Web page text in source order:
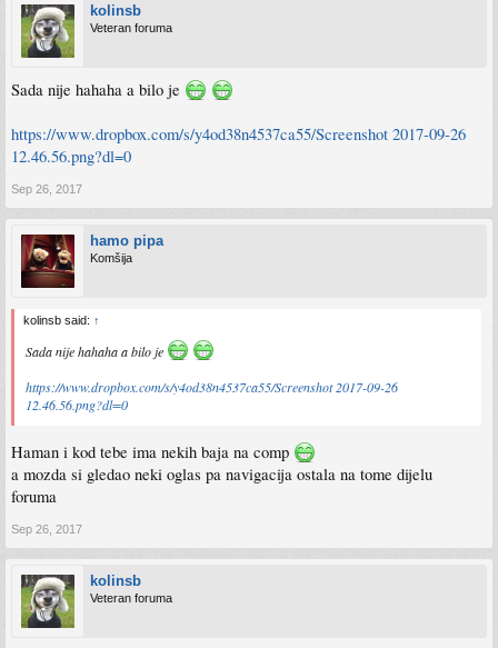
kolinsb
Veteran foruma
Sada nije hahaha a bilo je
https://www.dropbox.com/s/y4od38n4537ca55/Screenshot 2017-09-26
12.46.56.png?dl=0
Sep 26, 2017
hamo pipa
Komšija
kolinsb said: ↑
Sada nije hahaha a bilo je
https://www.dropbox.com/s/y4od38n4537ca55/Screenshot 2017-09-26
12.46.56.png?dl=0
Haman i kod tebe ima nekih baja na comp
a mozda si gledao neki oglas pa navigacija ostala na tome dijelu
foruma
Sep 26, 2017
kolinsb
Veteran foruma